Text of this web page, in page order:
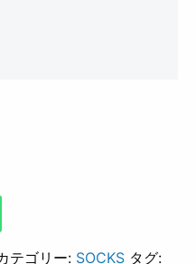
テゴリー: SOCKS タグ: